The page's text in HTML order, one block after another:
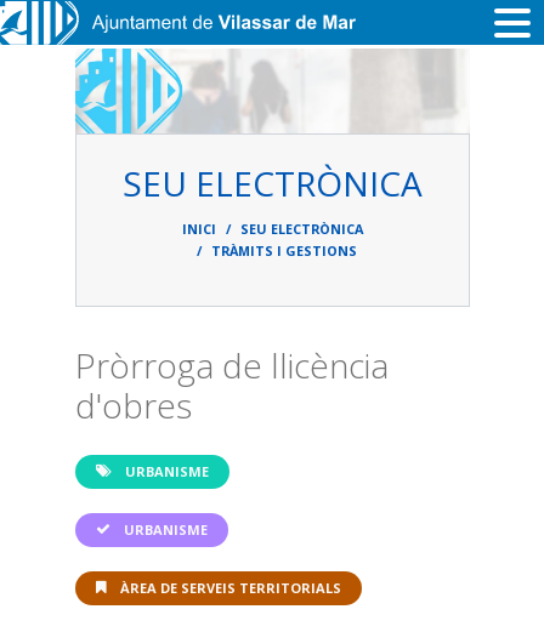
Vés al contingut
SEU ELECTRÒNICA
d'ariadna
INICI
SEU ELECTRÒNICA
TRÀMITS I GESTIONS
Pròrroga de llicència
d'obres
URBANISME
URBANISME
ÀREA DE SERVEIS TERRITORIALS